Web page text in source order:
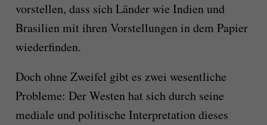
vorstellen, dass sich Länder wie Indien und
Brasilien mit ihren Vorstellungen in dem Papier
wiederfinden.
Doch ohne Zweifel gibt es zwei wesentliche
Probleme: Der Westen hat sich durch seine
mediale und politische Interpretation dieses